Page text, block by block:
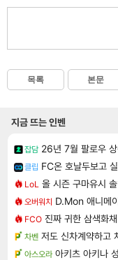
목록 본문
지금 뜨는 인벤
잡담 26년 7월 팔로우
클립 FC온 호날두보고
LoL 올 시즌 구마유시
오버워치 D.Mon 애니메
FCO 진짜 귀한 삼색화
차벤 저도 신차계약하고
아스오라 아키츠 아키나